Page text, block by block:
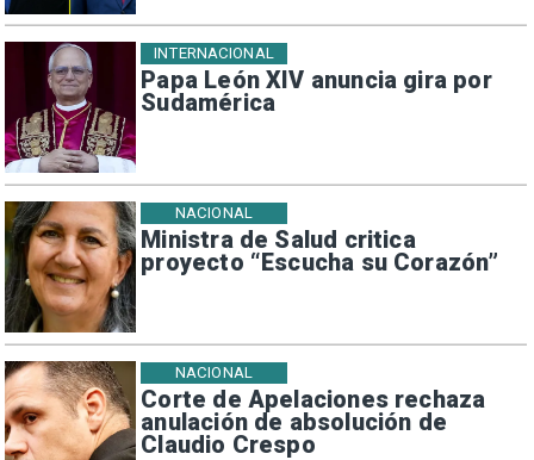
Papa León XIV anuncia gira por
Sudamérica
INTERNACIONAL
Ministra de Salud critica
proyecto “Escucha su Corazón”
NACIONAL
Corte de Apelaciones rechaza
anulación de absolución de
Claudio Crespo
NACIONAL